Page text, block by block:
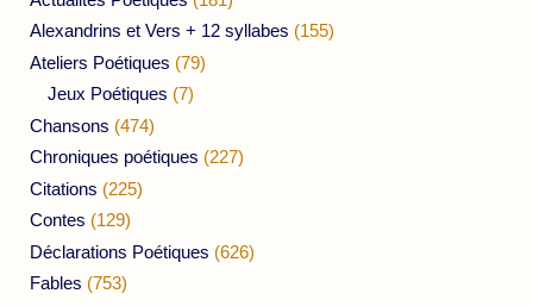
Alexandrins et Vers + 12 syllabes (155)
Ateliers Poétiques (79)
Jeux Poétiques (7)
Chansons (474)
Chroniques poétiques (227)
Citations (225)
Contes (129)
Déclarations Poétiques (626)
Fables (753)